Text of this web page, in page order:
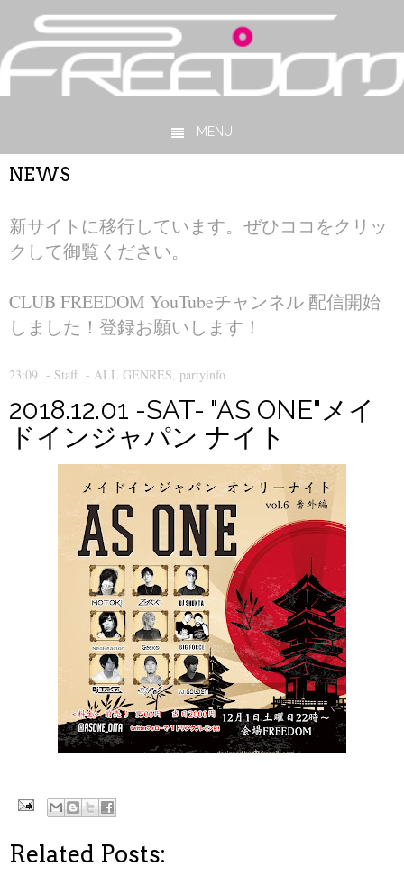
MENU
Skip to content
NEWS
新サイトに移行しています。ぜひココをクリッ
クして御覧ください。
CLUB FREEDOM YouTubeチャンネル 配信開始
しました！登録お願いします！
23:09 - Staff- ALL GENRES partyinfo
2018.12.01 -SAT- "AS ONE"メイ
ドインジャパン ナイト
Related Posts: